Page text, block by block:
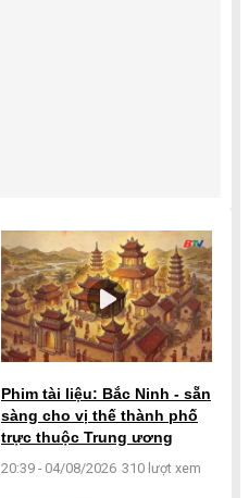
Phim tài liệu: Bắc Ninh - sẵn
sàng cho vị thế thành phố
trực thuộc Trung ương
20:39 - 04/08/2026 310 lượt xem